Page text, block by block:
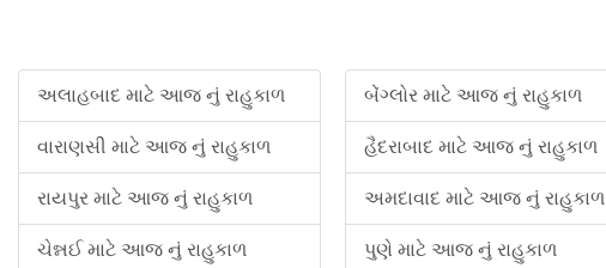
અલાહબાદ માટે આજ નું રાહુકાળ
વારાણસી માટે આજ નું રાહુકાળ
રાયપુર માટે આજ નું રાહુકાળ
ચેન્નઈ માટે આજ નું રાહુકાળ
બેંગ્લોર માટે આજ નું રાહુકાળ
હૈદરાબાદ માટે આજ નું રાહુકાળ
અમદાવાદ માટે આજ નું રાહુકાળ
પુણે માટે આજ નું રાહુકાળ